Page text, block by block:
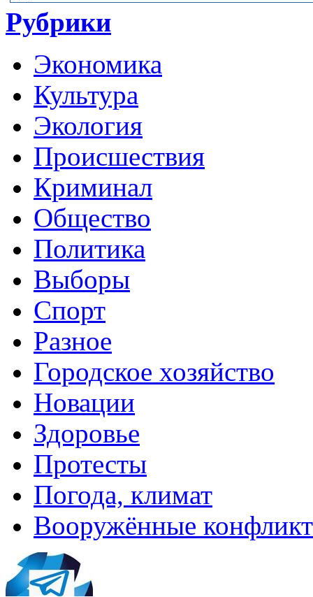
Рубрики
Экономика
Культура
Экология
Происшествия
Криминал
Общество
Политика
Выборы
Спорт
Разное
Городское хозяйство
Новации
Здоровье
Протесты
Погода, климат
Вооружённые